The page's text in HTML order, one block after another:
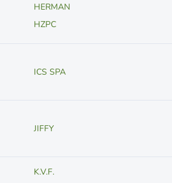
HERMAN
HZPC
ICS SPA
JIFFY
K.V.F.